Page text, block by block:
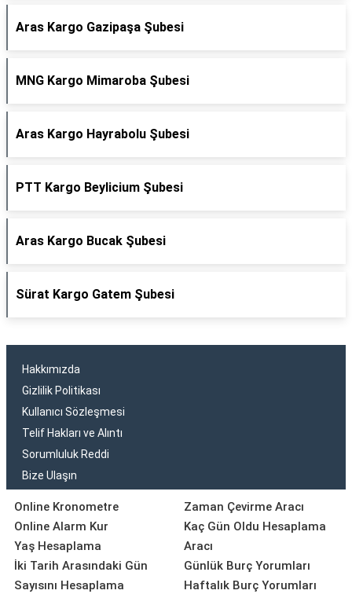
Aras Kargo Gazipaşa Şubesi
MNG Kargo Mimaroba Şubesi
Aras Kargo Hayrabolu Şubesi
PTT Kargo Beylicium Şubesi
Aras Kargo Bucak Şubesi
Sürat Kargo Gatem Şubesi
Hakkımızda
Gizlilik Politikası
Kullanıcı Sözleşmesi
Telif Hakları ve Alıntı
Sorumluluk Reddi
Bize Ulaşın
Online Kronometre
Online Alarm Kur
Yaş Hesaplama
İki Tarih Arasındaki Gün
Sayısını Hesaplama
Zaman Çevirme Aracı
Kaç Gün Oldu Hesaplama
Aracı
Günlük Burç Yorumları
Haftalık Burç Yorumları